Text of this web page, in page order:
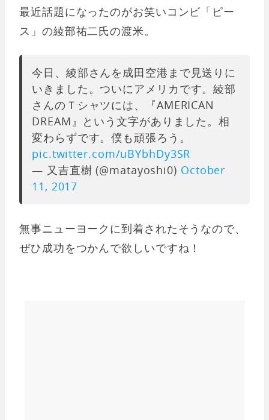
最近話題になったのがお笑いコンビ「ピー
ス」の綾部祐二氏の渡米。
今日、綾部さんを成田空港まで見送りに
いきました。ついにアメリカです。綾部
さんのＴシャツには、『AMERICAN
DREAM』という文字がありました。相
変わらずです。僕も頑張ろう。
pic.twitter.com/uBYbhDy3SR
— 又吉直樹 (@matayoshi0) October
11, 2017
無事ニューヨークに到着されたそうなので、
ぜひ成功をつかんで欲しいですね！